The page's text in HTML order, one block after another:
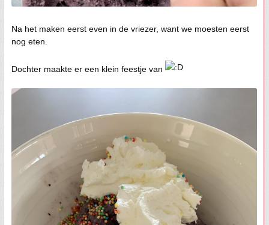
Na het maken eerst even in de vriezer, want we moesten eerst
nog eten.
Dochter maakte er een klein feestje van